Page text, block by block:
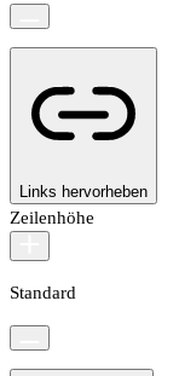
Links hervorheben
Zeilenhöhe
Standard